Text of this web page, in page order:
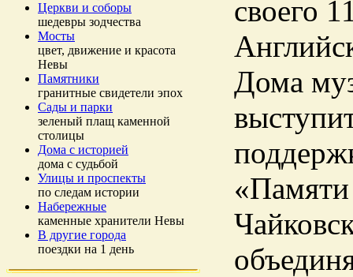
Церкви и соборы
шедевры зодчества
Мосты
цвет, движение и красота
Невы
Памятники
гранитные свидетели эпох
Сады и парки
зеленый плащ каменной
столицы
Дома с историей
дома с судьбой
Улицы и проспекты
по следам истории
Набережные
каменные хранители Невы
В другие города
поездки на 1 день
своего
Дома
«Памяти